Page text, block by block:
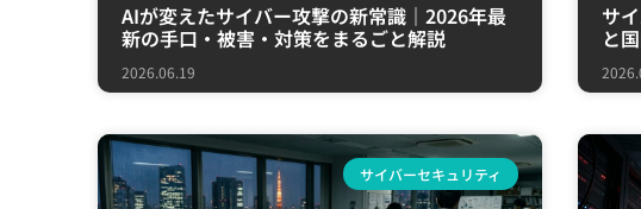
AIが変えたサイバー攻撃の新常識｜2026年最
新の手口・被害・対策をまるごと解説
2026.06.19
サ
と
サイバーセキュリティ